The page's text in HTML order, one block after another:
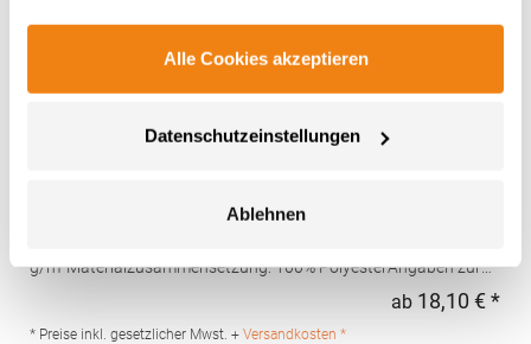
Alle Cookies akzeptieren
Datenschutzeinstellungen
Ablehnen
W475 Henbury Herren Coolplus®
g/m²Materialzusammensetzung: 100% PolyesterAngaben zur
Kingsfordweg 151 1043GR Amsterdam Niederlande E-Mail:
marketing@henbury.com
ab 18,10 € *
* Preise inkl. gesetzlicher Mwst. + Versandkosten *